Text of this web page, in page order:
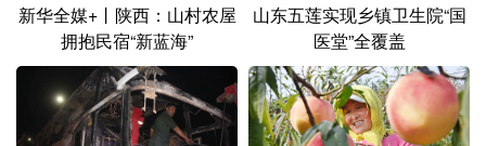
新华全媒+丨陕西：山村农屋
拥抱民宿“新蓝海”
山东五莲实现乡镇卫生院“国
医堂”全覆盖